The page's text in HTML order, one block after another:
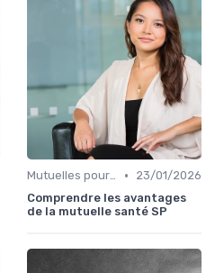
Mutuelles pour Particuliers •
23/01/2026
Comprendre les avantages
de la mutuelle santé SP